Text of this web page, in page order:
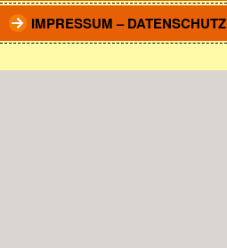
IMPRESSUM – DATENSCHUTZ